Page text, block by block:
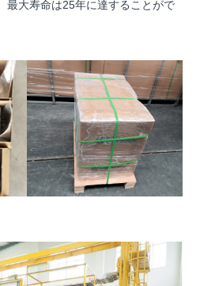
最大寿命は25年に達することがで